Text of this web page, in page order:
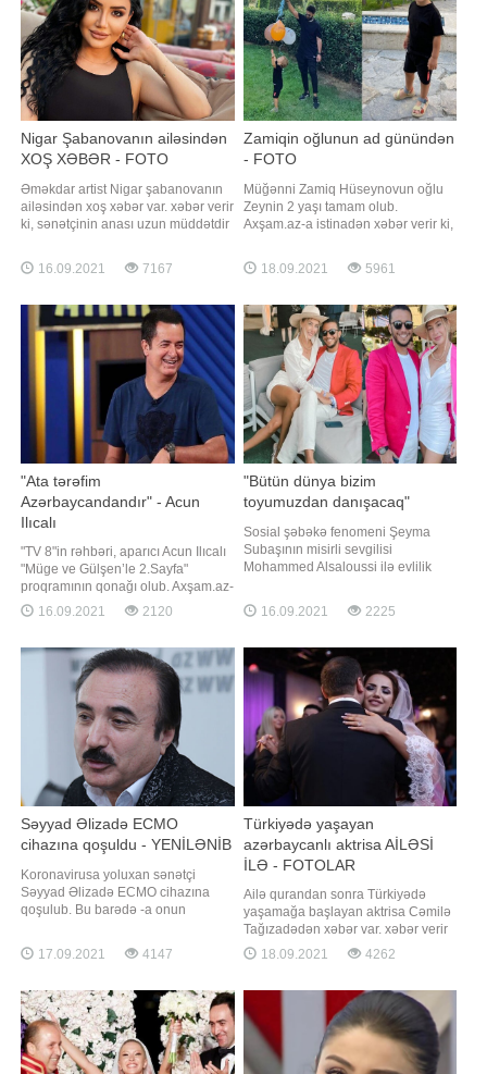
Nigar Şabanovanın ailəsindən
XOŞ XƏBƏR - FOTO
Əməkdar artist Nigar şabanovanın
ailəsindən xoş xəbər var. xəbər verir
ki, sənətçinin anası uzun müddətdir
yataq xəstəsi idi. Nigar sosial media
hesabında paylaşım edərək
qalxdığını qeyd edib: . "5 aya
yaxındır ki, anam beyin qanamas
16.09.2021 7167
Zamiqin oğlunun ad günündən
- FOTO
Müğənni Zamiq Hüseynovun oğlu
Zeynin 2 yaşı tamam olub.
Axşam.az-a istinadən xəbər verir ki,
keçib. Zamiq birlikdə çəkdirdikləri
şəkilləri izləyiciləri ilə bölüşüb. İfaçı
sevgisən. Ad günün mübarək, əziz
oğlum" qısa şərhini yazı
18.09.2021 5961
"Ata tərəfim
Azərbaycandandır" - Acun
Ilıcalı
"TV 8"in rəhbəri, aparıcı Acun Ilıcalı
"Müge ve Gülşen’le 2.Sayfa"
proqramının qonağı olub. Axşam.az-
a istinadən xəbər verir ki, aparıcılar
Acuna gənc qalmasının sirrini
ata tərəfinin Azərbaycan köklü
olduğunu deyib. Acun bildirib ki,
gənc qalmasını
16.09.2021 2120
"Bütün dünya bizim
toyumuzdan danışacaq"
Sosial şəbəkə fenomeni Şeyma
Subaşının misirli sevgilisi
Mohammed Alsaloussi ilə evlilik
istinadən xəbər verir ki, Şeyma
hazırda hər hansı tarix müəyyən
mənə dedi ki, elə bir toy edəcəyəm
ki, bütün dünya bir il boyunca bizim
haqqımızd
16.09.2021 2225
Səyyad Əlizadə ECMO
cihazına qoşuldu - YENİLƏNİB
Koronavirusa yoluxan sənətçi
Səyyad Əlizadə ECMO cihazına
qoşulub. Bu barədə -a onun
verib. O bildirib ki, sənətçinin
ağciyərlərinin yalnız 30 faizi çalışır:.
aşkarlanıb. Müalicəsi davam
etdirilir. Süni koma vəziyyətində
saxlanılır"
17.09.2021 4147
Türkiyədə yaşayan
azərbaycanlı aktrisa AİLƏSİ
İLƏ - FOTOLAR
Ailə qurandan sonra Türkiyədə
yaşamağa başlayan aktrisa Cəmilə
Tağızadədən xəbər var. xəbər verir
ki, aktrisa instaqram hesabında yeni
fotolarını paylaşıb. Fotolarda onun
da yer alıb. Onun paylaşımı
izləyicilərin marağına səbəb olub.
Fotolara çoxsaylı bəyəni gəlib. Qey
18.09.2021 4262